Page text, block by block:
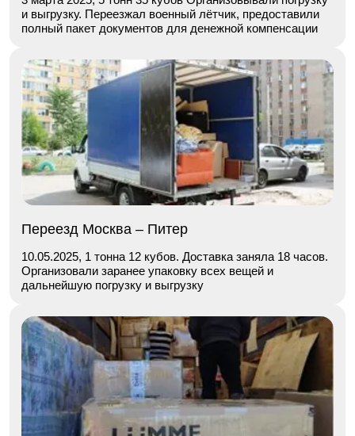
и выгрузку. Переезжал военный лётчик, предоставили
полный пакет документов для денежной компенсации
Переезд Москва – Питер
10.05.2025, 1 тонна 12 кубов. Доставка заняла 18 часов.
Организовали заранее упаковку всех вещей и
дальнейшую погрузку и выгрузку